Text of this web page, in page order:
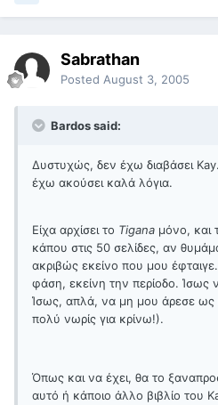
Sabrathan
Posted August 3, 2005
Bardos said:
Δυστυχώς, δεν έχω διαβάσει
έχω ακούσει καλά λόγια.
Είχα αρχίσει το Tigana μόνο, και
κάπου στις 50 σελίδες, αν
ακριβώς εκείνο που μου
φάση, εκείνη την περίοδο.
Ίσως, απλά, να μη μου άρεσε ως
πολύ νωρίς για κρίνω!).
Όπως και να έχει, θα το
αυτό ή κάποιο άλλο βιβλίο του